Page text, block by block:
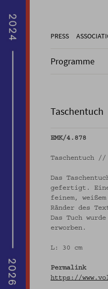
PRESS
Programme
Taschentuch
EMK/4.878
Taschentuch
Das
gefertigt.
feinem,
Ränder des
Das Tuch
erworben.
L: 30 cm
Permalink
https://